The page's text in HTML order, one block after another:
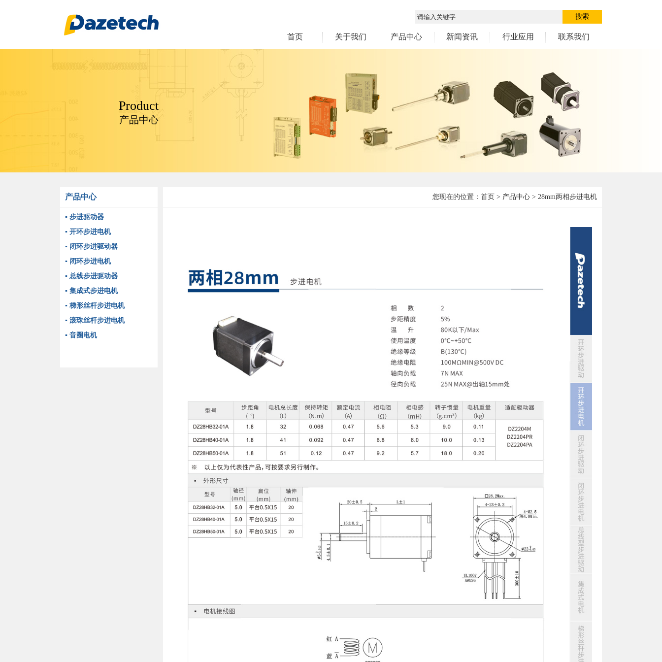
搜索
首页 关于我们 产品中心 新闻资讯 行业应用 联系我们
Product
产品中心
产品中心
▪ 步进驱动器
▪ 开环步进电机
▪ 闭环步进驱动器
▪ 闭环步进电机
▪ 总线步进驱动器
▪ 集成式步进电机
▪ 梯形丝杆步进电机
▪ 滚珠丝杆步进电机
▪ 音圈电机
您现在的位置： 首页 > 产品中心 > 28mm两相步进电机